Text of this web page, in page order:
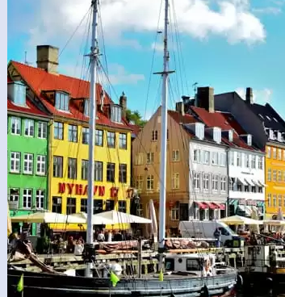
pour les adultes)
- 40% de réduction sur un
sélectionné prépayé
- 10% de réduction sur tous
réservés à bord
SERVICES
- Personnel qualifié multilingue
- Embarquement prioritaire &
charge des bagages
AUTRES PRIVILÈGES
- Points MSC Voyagers Club